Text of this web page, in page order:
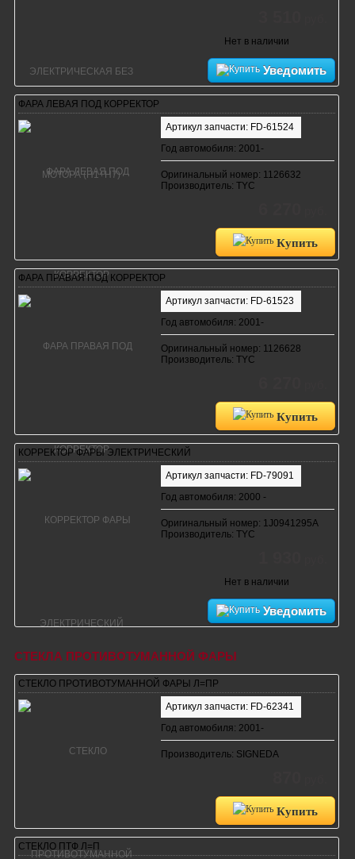
Нет в наличии
Уведомить
ФАРА ЛЕВАЯ ПОД КОРРЕКТОР
Артикул запчасти: FD-61524
Год автомобиля: 2001-
Оригинальный номер: 1126632
Производитель: TYC
Купить
ФАРА ПРАВАЯ ПОД КОРРЕКТОР
Артикул запчасти: FD-61523
Год автомобиля: 2001-
Оригинальный номер: 1126628
Производитель: TYC
Купить
КОРРЕКТОР ФАРЫ ЭЛЕКТРИЧЕСКИЙ
Артикул запчасти: FD-79091
Год автомобиля: 2000 -
Оригинальный номер: 1J0941295A
Производитель: TYC
Нет в наличии
Уведомить
СТЕКЛА ПРОТИВОТУМАННОЙ ФАРЫ
СТЕКЛО ПРОТИВОТУМАННОЙ ФАРЫ Л=ПР
Артикул запчасти: FD-62341
Год автомобиля: 2001-
Производитель: SIGNEDA
Купить
СТЕКЛО ПТФ Л=П